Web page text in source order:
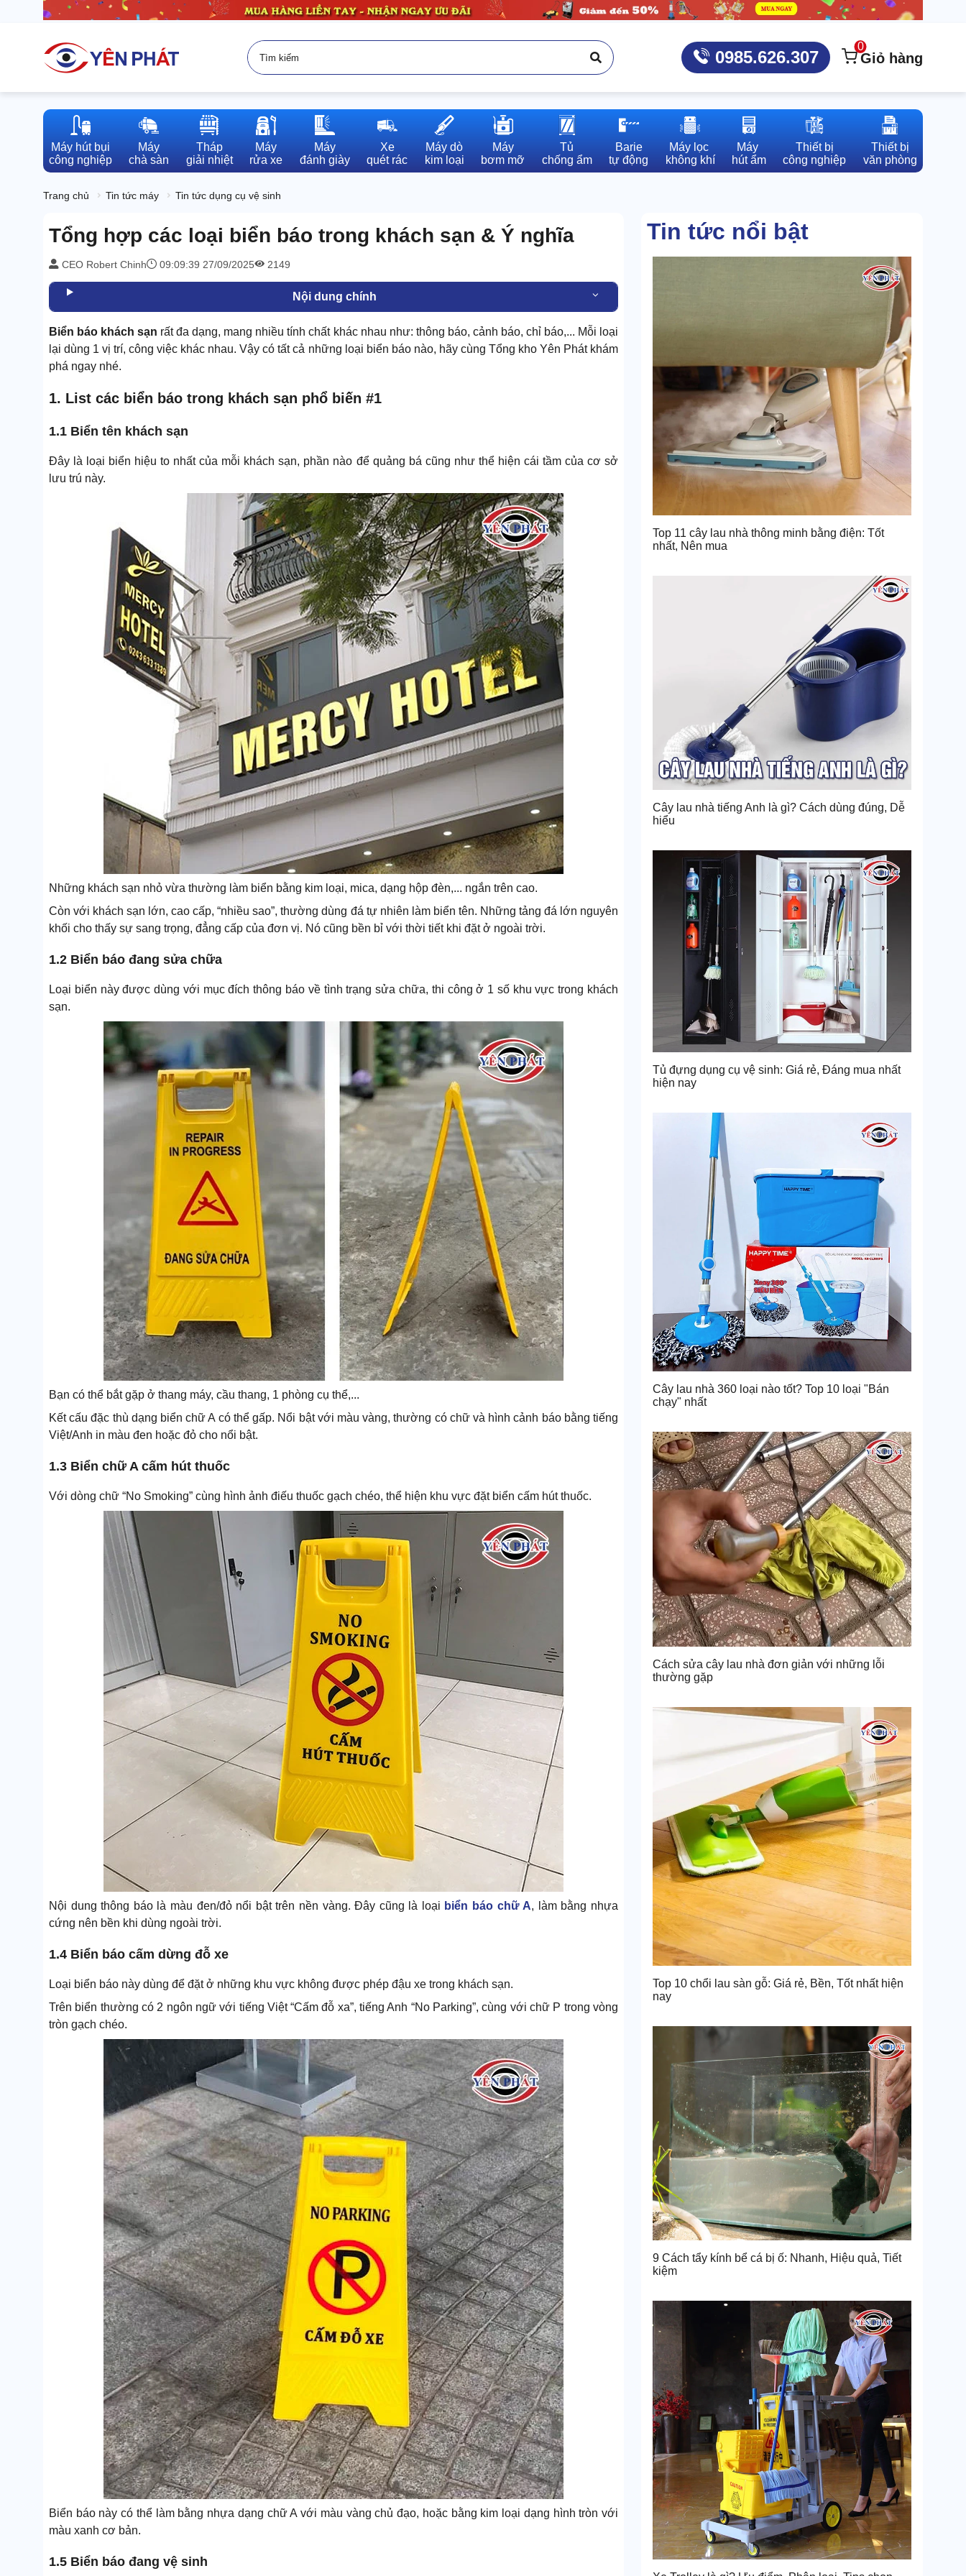
0985.626.307
0
Giỏ hàng
Máy hút bụi
công nghiệp
Máy
chà sàn
Tháp
giải nhiệt
Máy
rửa xe
Máy
đánh giày
Xe
quét rác
Máy dò
kim loại
Máy
bơm mỡ
Tủ
chống ẩm
Barie
tự động
Máy lọc
không khí
Máy
hút ẩm
Thiết bị
công nghiệp
Thiết bị
văn phòng
Trang chủ Tin tức máy Tin tức dụng cụ vệ sinh
Tổng hợp các loại biển báo trong khách sạn & Ý nghĩa
CEO Robert Chinh 09:09:39 27/09/2025 2149
Nội dung chính
Biển báo khách sạn rất đa dạng, mang nhiều tính chất khác nhau như: thông báo, cảnh báo, chỉ báo,... Mỗi loại
lại dùng 1 vị trí, công việc khác nhau. Vậy có tất cả những loại biển báo nào, hãy cùng Tổng kho Yên Phát khám
phá ngay nhé.
1. List các biển báo trong khách sạn phổ biến #1
1.1 Biển tên khách sạn
Đây là loại biển hiệu to nhất của mỗi khách sạn, phần nào để quảng bá cũng như thể hiện cái tầm của cơ sở
lưu trú này.
Những khách sạn nhỏ vừa thường làm biển bằng kim loại, mica, dạng hộp đèn,... ngắn trên cao.
Còn với khách sạn lớn, cao cấp, “nhiều sao”, thường dùng đá tự nhiên làm biển tên. Những tảng đá lớn nguyên
khối cho thấy sự sang trọng, đẳng cấp của đơn vị. Nó cũng bền bỉ với thời tiết khi đặt ở ngoài trời.
1.2 Biển báo đang sửa chữa
Loại biển này được dùng với mục đích thông báo về tình trạng sửa chữa, thi công ở 1 số khu vực trong khách
sạn.
Bạn có thể bắt gặp ở thang máy, cầu thang, 1 phòng cụ thể,...
Kết cấu đặc thù dạng biển chữ A có thể gấp. Nổi bật với màu vàng, thường có chữ và hình cảnh báo bằng tiếng
Việt/Anh in màu đen hoặc đỏ cho nổi bật.
1.3 Biển chữ A cấm hút thuốc
Với dòng chữ “No Smoking” cùng hình ảnh điếu thuốc gạch chéo, thể hiện khu vực đặt biển cấm hút thuốc.
Nội dung thông báo là màu đen/đỏ nổi bật trên nền vàng. Đây cũng là loại biển báo chữ A, làm bằng nhựa
cứng nên bền khi dùng ngoài trời.
1.4 Biển báo cấm dừng đỗ xe
Loại biển báo này dùng để đặt ở những khu vực không được phép đậu xe trong khách sạn.
Trên biển thường có 2 ngôn ngữ với tiếng Việt “Cấm đỗ xa”, tiếng Anh “No Parking”, cùng với chữ P trong vòng
tròn gạch chéo.
Biển báo này có thể làm bằng nhựa dạng chữ A với màu vàng chủ đạo, hoặc bằng kim loại dạng hình tròn với
màu xanh cơ bản.
1.5 Biển báo đang vệ sinh
Tin tức nổi bật
Top 11 cây lau nhà thông minh bằng điện: Tốt
nhất, Nên mua
Cây lau nhà tiếng Anh là gì? Cách dùng đúng, Dễ
hiểu
Tủ đựng dụng cụ vệ sinh: Giá rẻ, Đáng mua nhất
hiện nay
Cây lau nhà 360 loại nào tốt? Top 10 loại "Bán
chạy" nhất
Cách sửa cây lau nhà đơn giản với những lỗi
thường gặp
Top 10 chổi lau sàn gỗ: Giá rẻ, Bền, Tốt nhất hiện
nay
9 Cách tẩy kính bể cá bị ố: Nhanh, Hiệu quả, Tiết
kiệm